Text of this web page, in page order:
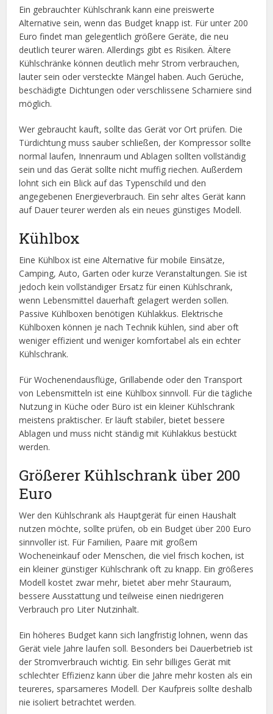
Ein gebrauchter Kühlschrank kann eine preiswerte
Alternative sein, wenn das Budget knapp ist. Für unter 200
Euro findet man gelegentlich größere Geräte, die neu
deutlich teurer wären. Allerdings gibt es Risiken. Ältere
Kühlschränke können deutlich mehr Strom verbrauchen,
lauter sein oder versteckte Mängel haben. Auch Gerüche,
beschädigte Dichtungen oder verschlissene Scharniere sind
möglich.
Wer gebraucht kauft, sollte das Gerät vor Ort prüfen. Die
Türdichtung muss sauber schließen, der Kompressor sollte
normal laufen, Innenraum und Ablagen sollten vollständig
sein und das Gerät sollte nicht muffig riechen. Außerdem
lohnt sich ein Blick auf das Typenschild und den
angegebenen Energieverbrauch. Ein sehr altes Gerät kann
auf Dauer teurer werden als ein neues günstiges Modell.
Kühlbox
Eine Kühlbox ist eine Alternative für mobile Einsätze,
Camping, Auto, Garten oder kurze Veranstaltungen. Sie ist
jedoch kein vollständiger Ersatz für einen Kühlschrank,
wenn Lebensmittel dauerhaft gelagert werden sollen.
Passive Kühlboxen benötigen Kühlakkus. Elektrische
Kühlboxen können je nach Technik kühlen, sind aber oft
weniger effizient und weniger komfortabel als ein echter
Kühlschrank.
Für Wochenendausflüge, Grillabende oder den Transport
von Lebensmitteln ist eine Kühlbox sinnvoll. Für die tägliche
Nutzung in Küche oder Büro ist ein kleiner Kühlschrank
meistens praktischer. Er läuft stabiler, bietet bessere
Ablagen und muss nicht ständig mit Kühlakkus bestückt
werden.
Größerer Kühlschrank über 200
Euro
Wer den Kühlschrank als Hauptgerät für einen Haushalt
nutzen möchte, sollte prüfen, ob ein Budget über 200 Euro
sinnvoller ist. Für Familien, Paare mit großem
Wocheneinkauf oder Menschen, die viel frisch kochen, ist
ein kleiner günstiger Kühlschrank oft zu knapp. Ein größeres
Modell kostet zwar mehr, bietet aber mehr Stauraum,
bessere Ausstattung und teilweise einen niedrigeren
Verbrauch pro Liter Nutzinhalt.
Ein höheres Budget kann sich langfristig lohnen, wenn das
Gerät viele Jahre laufen soll. Besonders bei Dauerbetrieb ist
der Stromverbrauch wichtig. Ein sehr billiges Gerät mit
schlechter Effizienz kann über die Jahre mehr kosten als ein
teureres, sparsameres Modell. Der Kaufpreis sollte deshalb
nie isoliert betrachtet werden.